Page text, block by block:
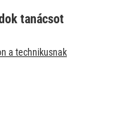
tanácsot
a technikusnak